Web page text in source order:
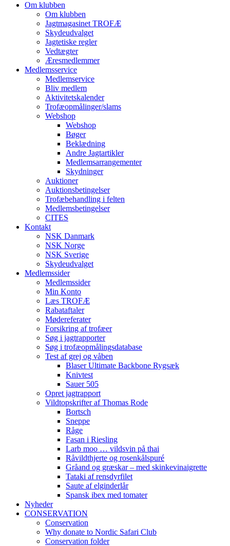
Om klubben
Om klubben
Jagtmagasinet TROFÆ
Skydeudvalget
Jagtetiske regler
Vedtægter
Æresmedlemmer
Medlemsservice
Medlemservice
Bliv medlem
Aktivitetskalender
Trofæopmålinger/slams
Webshop
Webshop
Bøger
Beklædning
Andre Jagtartikler
Medlemsarrangementer
Skydninger
Auktioner
Auktionsbetingelser
Trofæbehandling i felten
Medlemsbetingelser
CITES
Kontakt
NSK Danmark
NSK Norge
NSK Sverige
Skydeudvalget
Medlemssider
Medlemssider
Min Konto
Læs TROFÆ
Rabataftaler
Mødereferater
Forsikring af trofæer
Søg i jagtrapporter
Søg i trofæopmålingsdatabase
Test af grej og våben
Blaser Ultimate Backbone Rygsæk
Knivtest
Sauer 505
Opret jagtrapport
Vildtopskrifter af Thomas Rode
Bortsch
Sneppe
Råge
Fasan i Riesling
Larb moo … vildsvin på thai
Råvildthjerte og rosenkålspuré
Gråand og græskar – med skinkevinaigrette
Tataki af rensdyrfilet
Saute af elginderlår
Spansk ibex med tomater
Nyheder
CONSERVATION
Conservation
Why donate to Nordic Safari Club
Conservation folder